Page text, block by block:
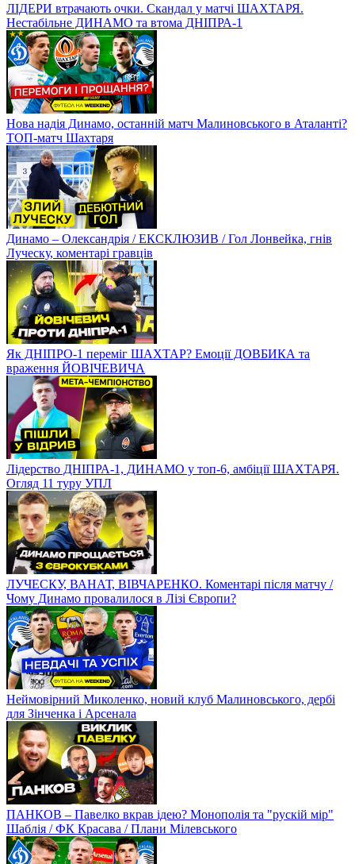
ЛІДЕРИ втрачають очки. Скандал у матчі ШАХТАРЯ.
Нестабільне ДИНАМО та втома ДНІПРА-1
Нова надія Динамо, останній матч Малиновського в Аталанті?
ТОП-матч Шахтаря
Динамо – Олександрія / ЕКСКЛЮЗИВ / Гол Лонвейка, гнів
Луческу, коментарі гравців
Як ДНІПРО-1 переміг ШАХТАР? Емоції ДОВБИКА та
враження ЙОВІЧЕВИЧА
Лідерство ДНІПРА-1, ДИНАМО у топ-6, амбіції ШАХТАРЯ.
Огляд 11 туру УПЛ
ЛУЧЕСКУ, ВАНАТ, ВІВЧАРЕНКО. Коментарі після матчу /
Чому Динамо провалилося в Лізі Європи?
Неймовірний Миколенко, новий клуб Малиновського, дербі
для Зінченка і Арсенала
ПАНКОВ – Павелко вкрав ідею? Монополія та "рускій мір"
Шаблія / ФК Красава / Плани Мілевського